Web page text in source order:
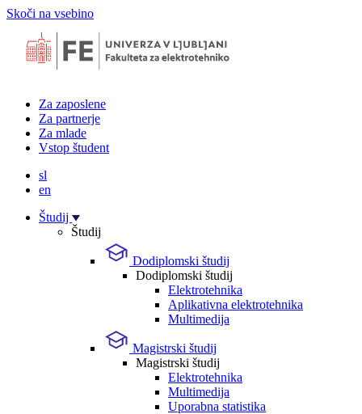
Skoči na vsebino
Za zaposlene
Za partnerje
Za mlade
Vstop študent
sl
en
Študij
Študij
Dodiplomski študij
Dodiplomski študij
Elektrotehnika
Aplikativna elektrotehnika
Multimedija
Magistrski študij
Magistrski študij
Elektrotehnika
Multimedija
Uporabna statistika